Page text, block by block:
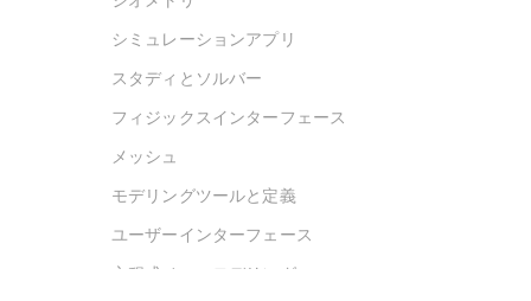
シミュレーションアプリ
スタディとソルバー
フィジックスインターフェース
メッシュ
モデリングツールと定義
ユーザーインターフェース
方程式ベースモデリング